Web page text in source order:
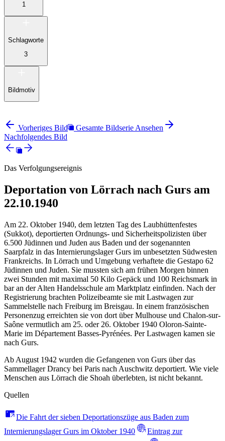
1
Schlagworte
3
Bildmotiv
Vorheriges Bild
Gesamte Bildserie Ansehen
Nachfolgendes Bild
Das Verfolgungsereignis
Deportation von Lörrach nach Gurs am
22.10.1940
Am 22. Oktober 1940, dem letzten Tag des Laubhüttenfestes
(Sukkot), deportierten Ordnungs- und Sicherheitspolizisten über
6.500 Jüdinnen und Juden aus Baden und der sogenannten
Saarpfalz in das Internierungslager Gurs im unbesetzten Südwesten
Frankreichs. In Lörrach und Umgebung verhaftete die Gestapo 62
Jüdinnen und Juden. Sie mussten sich am frühen Morgen binnen
zwei Stunden mit maximal 50 Kilo Gepäck und 100 Reichsmark in
bar an der Alten Handelsschule am Marktplatz einfinden. Nach der
Registrierung brachten Polizeibeamte sie mit Lastwagen zur
Sammelstelle nach Freiburg im Breisgau. In einem französischen
Personenzug erreichten sie von dort über Mulhouse und Chalon-sur-
Saône vermutlich am 25. oder 26. Oktober 1940 Oloron-Sainte-
Marie im Département Basses-Pyrénées. Per Lastwagen kamen sie
nach Gurs.
Ab August 1942 wurden die Gefangenen von Gurs über das
Sammellager Drancy bei Paris nach Auschwitz deportiert. Wie viele
Menschen aus Lörrach die Shoah überlebten, ist nicht bekannt.
Quellen
Die Fahrt der sieben Deportationszüge aus Baden zum
Internierungslager Gurs im Oktober 1940
Eintrag zur